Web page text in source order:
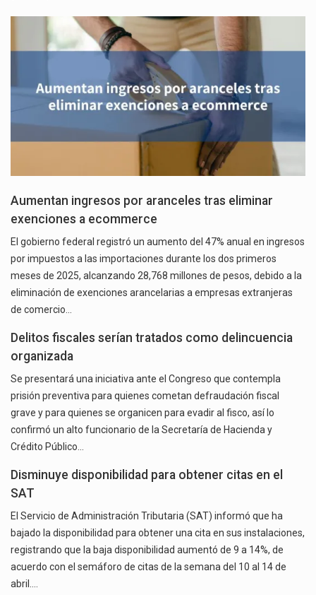
Aumentan ingresos por aranceles tras eliminar
exenciones a ecommerce
El gobierno federal registró un aumento del 47% anual en ingresos
por impuestos a las importaciones durante los dos primeros
meses de 2025, alcanzando 28,768 millones de pesos, debido a la
eliminación de exenciones arancelarias a empresas extranjeras
de comercio…
Delitos fiscales serían tratados como delincuencia
organizada
Se presentará una iniciativa ante el Congreso que contempla
prisión preventiva para quienes cometan defraudación fiscal
grave y para quienes se organicen para evadir al fisco, así lo
confirmó un alto funcionario de la Secretaría de Hacienda y
Crédito Público…
Disminuye disponibilidad para obtener citas en el
SAT
El Servicio de Administración Tributaria (SAT) informó que ha
bajado la disponibilidad para obtener una cita en sus instalaciones,
registrando que la baja disponibilidad aumentó de 9 a 14%, de
acuerdo con el semáforo de citas de la semana del 10 al 14 de
abril.…